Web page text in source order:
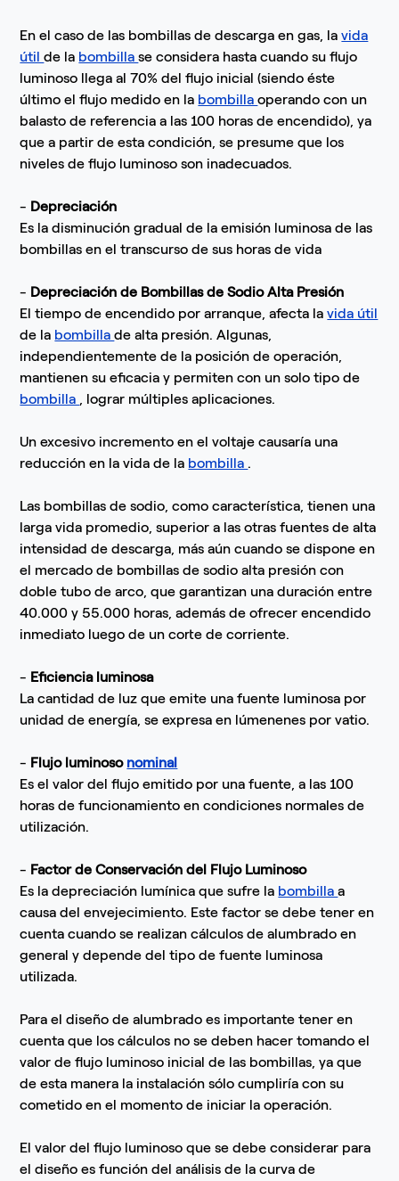
En el caso de las bombillas de descarga en gas, lavida
útilde la bombillase considera hasta cuando su flujo
luminoso llega al 70% del flujo inicial (siendo éste
último el flujo medido en la bombillaoperando con un
balasto de referencia a las 100 horas de encendido), ya
que a partir de esta condición, se presume que los
niveles de flujo luminoso son inadecuados.
- Depreciación
Es la disminución gradual de la emisión luminosa de las
bombillas en el transcurso de sus horas de vida
- Depreciación de Bombillas de Sodio Alta Presión
El tiempo de encendido por arranque, afecta lavida útil
de la bombillade alta presión. Algunas,
independientemente de la posición de operación,
mantienen su eficacia y permiten con un solo tipo de
bombilla , lograr múltiples aplicaciones.
Un excesivo incremento en el voltaje causaría una
reducción en la vida de la bombilla .
Las bombillas de sodio, como característica, tienen una
larga vida promedio, superior a las otras fuentes de alta
intensidad de descarga, más aún cuando se dispone en
el mercado de bombillas de sodio alta presión con
doble tubo de arco, que garantizan una duración entre
40.000 y 55.000 horas, además de ofrecer encendido
inmediato luego de un corte de corriente.
- Eficiencia luminosa
La cantidad de luz que emite una fuente luminosa por
unidad de energía, se expresa en lúmenenes por vatio.
- Flujo luminoso nominal
Es el valor del flujo emitido por una fuente, a las 100
horas de funcionamiento en condiciones normales de
utilización.
- Factor de Conservación del Flujo Luminoso
Es la depreciación lumínica que sufre la bombillaa
causa del envejecimiento. Este factor se debe tener en
cuenta cuando se realizan cálculos de alumbrado en
general y depende del tipo de fuente luminosa
utilizada.
Para el diseño de alumbrado es importante tener en
cuenta que los cálculos no se deben hacer tomando el
valor de flujo luminoso inicial de las bombillas, ya que
de esta manera la instalación sólo cumpliría con su
cometido en el momento de iniciar la operación.
El valor del flujo luminoso que se debe considerar para
el diseño es función del análisis de la curva de